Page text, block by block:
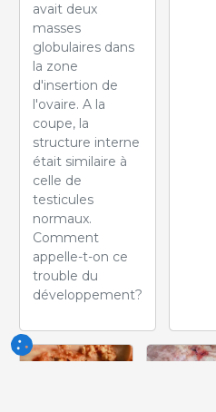
avait deux
masses
globulaires dans
la zone
d'insertion de
l'ovaire. A la
coupe, la
structure interne
était similaire à
celle de
testicules
normaux.
Comment
appelle-t-on ce
trouble du
développement?